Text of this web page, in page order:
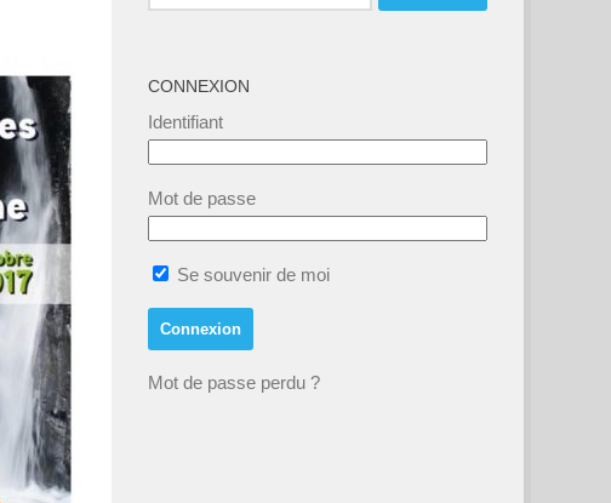
CONNEXION
Identifiant
Mot de passe
Se souvenir de moi
Mot de passe perdu ?